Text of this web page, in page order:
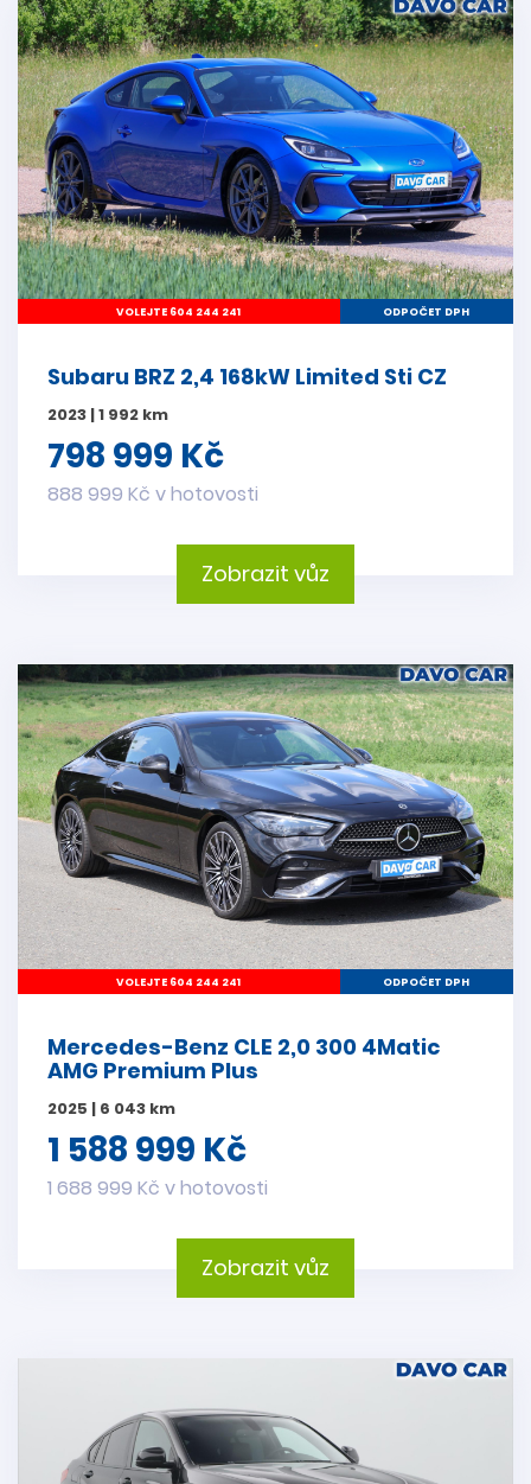
VOLEJTE 604 244 241 ODPOČET DPH
Subaru BRZ 2,4 168kW Limited Sti CZ
2023 | 1 992 km
798 999 Kč
888 999 Kč v hotovosti
Zobrazit vůz
VOLEJTE 604 244 241 ODPOČET DPH
Mercedes-Benz CLE 2,0 300 4Matic
AMG Premium Plus
2025 | 6 043 km
1 588 999 Kč
1 688 999 Kč v hotovosti
Zobrazit vůz